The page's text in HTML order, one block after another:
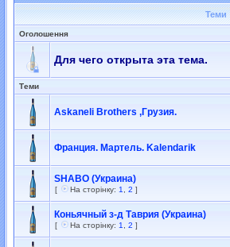
Теми
Оголошення
Для чего открыта эта тема.
Теми
Askaneli Brothers ,Грузия.
Франция. Мартель. Kalendarik
SHABO (Украина)
[ На сторінку: 1 2 ]
Коньячный з-д Таврия (Украина)
[ На сторінку: 1 2 ]